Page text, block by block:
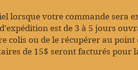
lorsque votre commande sera
est de 3 à 5 jours
colis ou de le récupérer au
de 15$ seront facturés pour